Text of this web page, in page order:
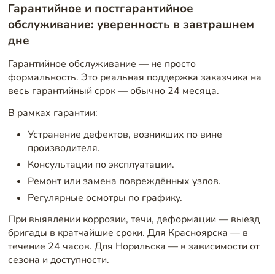
Гарантийное и постгарантийное
обслуживание: уверенность в завтрашнем
дне
Гарантийное обслуживание — не просто
формальность. Это реальная поддержка заказчика на
весь гарантийный срок — обычно 24 месяца.
В рамках гарантии:
Устранение дефектов, возникших по вине
производителя.
Консультации по эксплуатации.
Ремонт или замена повреждённых узлов.
Регулярные осмотры по графику.
При выявлении коррозии, течи, деформации — выезд
бригады в кратчайшие сроки. Для Красноярска — в
течение 24 часов. Для Норильска — в зависимости от
сезона и доступности.